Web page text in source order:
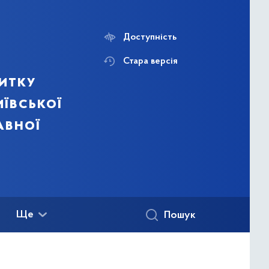
Доступність
Стара версія
Ще Пошук